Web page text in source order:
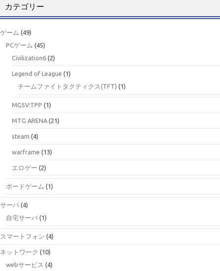
カテゴリー
ゲーム (49)
PCゲーム (45)
Civilization6 (2)
Legend of League (1)
チームファイトタクティクス(TFT) (1)
MGSV:TPP (1)
MTG ARENA (21)
steam (4)
warframe (13)
エロゲー (2)
ボードゲーム (1)
サーバ (4)
自宅サーバ (1)
スマートフォン (4)
ネットワーク (10)
webサービス (4)